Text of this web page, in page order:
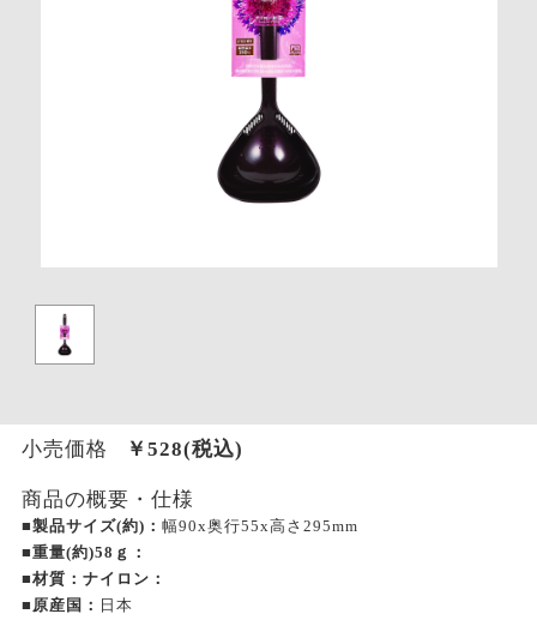
小売価格 ￥ 528(税込)
商品の概要・仕様
■製品サイズ(約)： 幅90x奥行55x高さ295mm
■重量(約)58ｇ：
■材質：ナイロン：
■原産国： 日本